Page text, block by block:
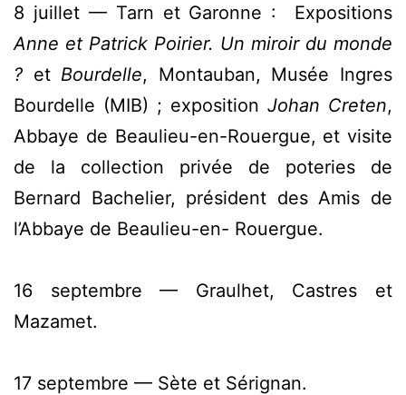
8 juillet — Tarn et Garonne : Expositions
Anne et Patrick Poirier. Un miroir du monde
? et Bourdelle, Montauban, Musée Ingres
Bourdelle (MIB) ; exposition Johan Creten,
Abbaye de Beaulieu-en-Rouergue, et visite
de la collection privée de poteries de
Bernard Bachelier, président des Amis de
l’Abbaye de Beaulieu-en- Rouergue.
16 septembre — Graulhet, Castres et
Mazamet.
17 septembre — Sète et Sérignan.